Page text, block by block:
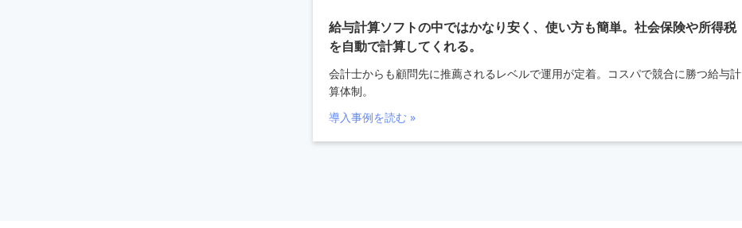
給与計算ソフトの中ではかなり安く、使い方も簡単。社会保険や所得税
を自動で計算してくれる。
会計士からも顧問先に推薦されるレベルで運用が定着。コスパで競合に勝つ給与計
算体制。
導入事例を読む »